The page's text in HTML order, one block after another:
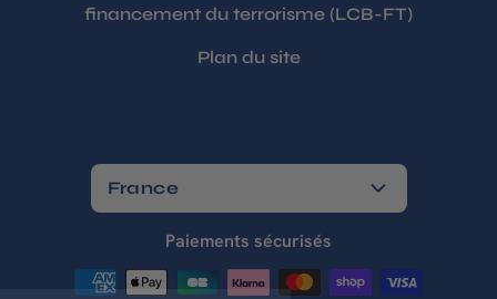
financement du terrorisme (LCB-FT)
Plan du site
France
Paiements sécurisés